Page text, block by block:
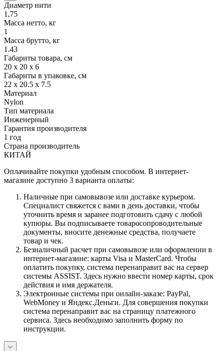
Диаметр нити
1,75
Масса нетто, кг
1
Масса брутто, кг
1.43
Габариты товара, см
20 х 20 х 6
Габариты в упаковке, см
22 х 20.5 х 7.5
Материал
Nylon
Тип материала
Инженерный
Гарантия производителя
1 год
Страна производитель
КИТАЙ
Оплачивайте покупки удобным способом. В интернет-
магазине доступно 3 варианта оплаты:
Наличные при самовывозе или доставке курьером.
Специалист свяжется с вами в день доставки, чтобы
уточнить время и заранее подготовить сдачу с любой
купюры. Вы подписываете товаросопроводительные
документы, вносите денежные средства, получаете
товар и чек.
Безналичный расчет при самовывозе или оформлении в
интернет-магазине: карты Visa и MasterCard. Чтобы
оплатить покупку, система перенаправит вас на сервер
системы ASSIST. Здесь нужно ввести номер карты, срок
действия и имя держателя.
Электронные системы при онлайн-заказе: PayPal,
WebMoney и Яндекс.Деньги. Для совершения покупки
система перенаправит вас на страницу платежного
сервиса. Здесь необходимо заполнить форму по
инструкции.